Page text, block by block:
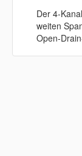
Der 4-
weiten
Open-